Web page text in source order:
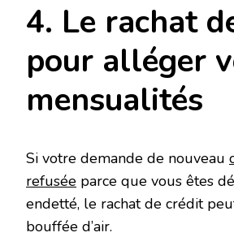
4. Le rachat
pour alléger
mensualités
Si votre demande de nouveau
refusée parce que vous êtes
endetté, le rachat de crédit
bouffée d’air.